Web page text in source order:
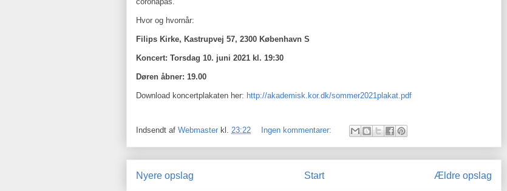
Hvor og hvornår:
Filips Kirke, Kastrupvej 57, 2300 København S
Koncert: Torsdag 10. juni 2021 kl. 19:30
Døren åbner: 19.00
Download koncertplakaten her: http://akademisk.kor.dk/sommer2021plakat.pdf
Indsendt af Webmaster kl. 23:22 Ingen kommentarer:
Nyere opslag Ældre opslag
Start